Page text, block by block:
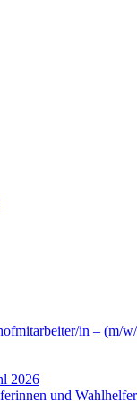
in – (m/
2026
und Wahlhelfer